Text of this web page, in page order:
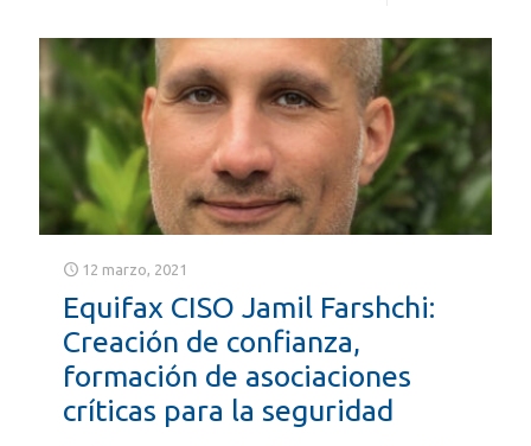
12 marzo, 2021
Equifax CISO Jamil Farshchi:
Creación de confianza,
formación de asociaciones
críticas para la seguridad